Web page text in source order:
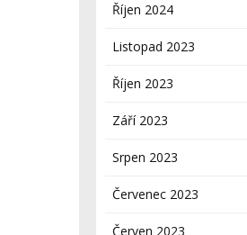
Říjen 2024
Listopad 2023
Říjen 2023
Září 2023
Srpen 2023
Červenec 2023
Červen 2023